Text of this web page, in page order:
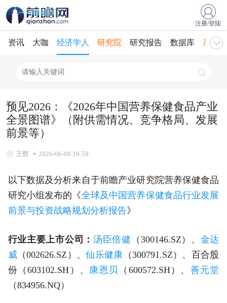
注册/登陆
资讯 大咖 经济学人 研究院 研究报告 数据库 产业
预见2026：《2026年中国营养保健食品产业
全景图谱》（附供需情况、竞争格局、发展
前景等）
王辉 2026-06-08 16:59
以下数据及分析来自于前瞻产业研究院营养保健食品
研究小组发布的《全球及中国营养保健食品行业发展
前景与投资战略规划分析报告》
行业主要上市公司： 汤臣倍健 （300146.SZ）、 金达
威（002626.SZ）、仙乐健康 （300791.SZ）、百合股
份（603102.SH）、 康恩贝 （600572.SH）、 善元堂
（834956.NQ）